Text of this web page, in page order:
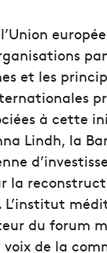
et les
à cette
Lindh, la
la
du forum
voix de la